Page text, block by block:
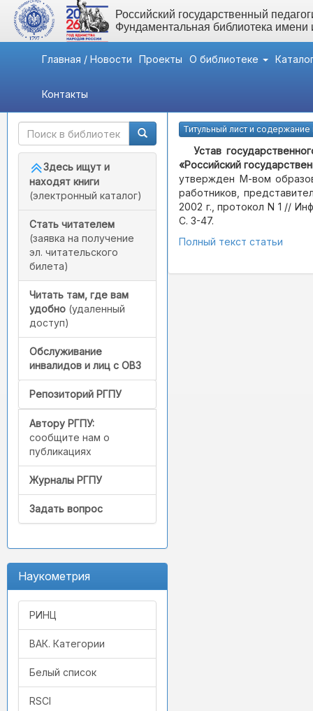
Российский государственный
Фундаментальная библиотека
Главная / Новости Проекты О библиотеке
Контакты
Быстрый доступ
Здесь ищут и
находят книги
(электронный каталог)
Стать читателем
(заявка на получение
эл. читательского
билета)
Читать там, где вам
удобно (удаленный
доступ)
Обслуживание
инвалидов и лиц с ОВЗ
Репозиторий РГПУ
Автору РГПУ:
сообщите нам о
публикациях
Журналы РГПУ
Задать вопрос
Наукометрия
РИНЦ
ВАК. Категории
Белый список
RSCI
Титульный лист и содержание
Устав
«Российский
утвержден М-вом
работников,
2002 г., протокол N 1 //
С. 3-47.
Полный текст статьи